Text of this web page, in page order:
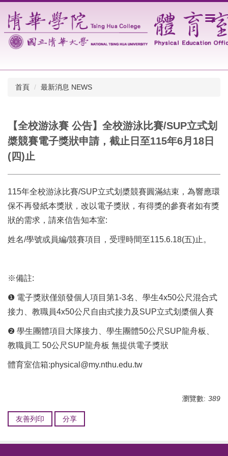
到
主
要
內
區
首頁
最新消息 NEWS
【全校游泳賽 公告】全校游泳比賽/SUP立式划
槳競賽電子獎狀申請，截止日至115年6月18日
(四)止
115年全校游泳比賽/SUP立式划槳競賽圓滿結束，為響應環
保不再發紙本獎狀，改以電子獎狀，有得獎的參賽者如有獎
狀的需求，請來信告知本室:
姓名/學號或員編/競賽項目，受理時間至115.6.18(五)止。
※備註:
❶ 電子獎狀僅頒發個人項目第1-3名、學生4x50公尺混合式
接力、教職員4x50公尺自由式接力及SUP立式划槳個人賽
❷ 學生團體項目大隊接力、學生團體50公尺SUP龍舟板、
教職員工 50公尺SUP龍舟板 無提供電子獎狀
體育室信箱:physical@my.nthu.edu.tw
瀏覽數: 389
友善列印 分享